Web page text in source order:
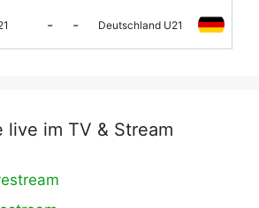
- - Deutschland U21
live im TV & Stream